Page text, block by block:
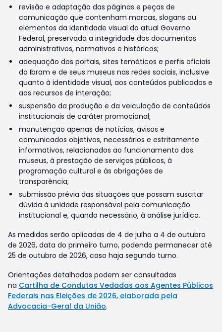
revisão e adaptação das páginas e peças de
comunicação que contenham marcas, slogans ou
elementos da identidade visual do atual Governo
Federal, preservada a integridade dos documentos
administrativos, normativos e históricos;
adequação dos portais, sites temáticos e perfis oficiais
do Ibram e de seus museus nas redes sociais, inclusive
quanto à identidade visual, aos conteúdos publicados e
aos recursos de interação;
suspensão da produção e da veiculação de conteúdos
institucionais de caráter promocional;
manutenção apenas de notícias, avisos e
comunicados objetivos, necessários e estritamente
informativos, relacionados ao funcionamento dos
museus, à prestação de serviços públicos, à
programação cultural e às obrigações de
transparência;
submissão prévia das situações que possam suscitar
dúvida à unidade responsável pela comunicação
institucional e, quando necessário, à análise jurídica.
As medidas serão aplicadas de 4 de julho a 4 de outubro
de 2026, data do primeiro turno, podendo permanecer até
25 de outubro de 2026, caso haja segundo turno.
Orientações detalhadas podem ser consultadas
na Cartilha de Condutas Vedadas aos Agentes Públicos
Federais nas Eleições de 2026, elaborada pela
Advocacia-Geral da União.